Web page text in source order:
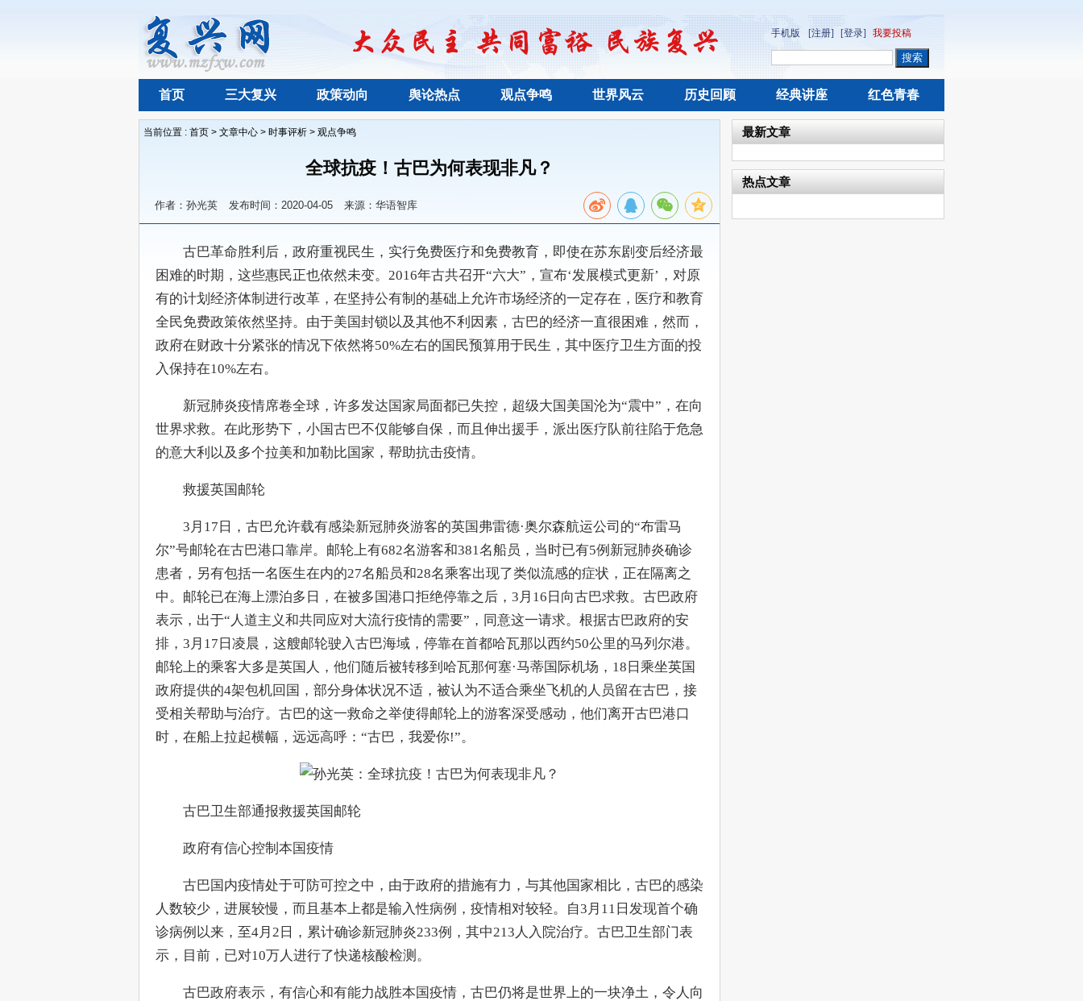
手机版 [注册] [登录] 我要投稿
首页 三大复兴 政策动向 舆论热点 观点争鸣 世界风云 历史回顾 经典讲座 红色青春
当前位置 : 首页 > 文章中心 > 时事评析 > 观点争鸣
全球抗疫！古巴为何表现非凡？
作者：孙光英 发布时间：2020-04-05 来源：华语智库
古巴革命胜利后，政府重视民生，实行免费医疗和免费教育，即使在苏东剧变后经济最
困难的时期，这些惠民正也依然未变。2016年古共召开“六大”，宣布‘发展模式更新’，对原
有的计划经济体制进行改革，在坚持公有制的基础上允许市场经济的一定存在，医疗和教育
全民免费政策依然坚持。由于美国封锁以及其他不利因素，古巴的经济一直很困难，然而，
政府在财政十分紧张的情况下依然将50%左右的国民预算用于民生，其中医疗卫生方面的投
入保持在10%左右。
新冠肺炎疫情席卷全球，许多发达国家局面都已失控，超级大国美国沦为“震中”，在向
世界求救。在此形势下，小国古巴不仅能够自保，而且伸出援手，派出医疗队前往陷于危急
的意大利以及多个拉美和加勒比国家，帮助抗击疫情。
救援英国邮轮
3月17日，古巴允许载有感染新冠肺炎游客的英国弗雷德·奥尔森航运公司的“布雷马
尔”号邮轮在古巴港口靠岸。邮轮上有682名游客和381名船员，当时已有5例新冠肺炎确诊
患者，另有包括一名医生在内的27名船员和28名乘客出现了类似流感的症状，正在隔离之
中。邮轮已在海上漂泊多日，在被多国港口拒绝停靠之后，3月16日向古巴求救。古巴政府
表示，出于“人道主义和共同应对大流行疫情的需要”，同意这一请求。根据古巴政府的安
排，3月17日凌晨，这艘邮轮驶入古巴海域，停靠在首都哈瓦那以西约50公里的马列尔港。
邮轮上的乘客大多是英国人，他们随后被转移到哈瓦那何塞·马蒂国际机场，18日乘坐英国
政府提供的4架包机回国，部分身体状况不适，被认为不适合乘坐飞机的人员留在古巴，接
受相关帮助与治疗。古巴的这一救命之举使得邮轮上的游客深受感动，他们离开古巴港口
时，在船上拉起横幅，远远高呼：“古巴，我爱你!”。
古巴卫生部通报救援英国邮轮
政府有信心控制本国疫情
古巴国内疫情处于可防可控之中，由于政府的措施有力，与其他国家相比，古巴的感染
人数较少，进展较慢，而且基本上都是输入性病例，疫情相对较轻。自3月11日发现首个确
诊病例以来，至4月2日，累计确诊新冠肺炎233例，其中213人入院治疗。古巴卫生部门表
示，目前，已对10万人进行了快递核酸检测。
古巴政府表示，有信心和有能力战胜本国疫情，古巴仍将是世界上的一块净土，令人向
最新文章
热点文章